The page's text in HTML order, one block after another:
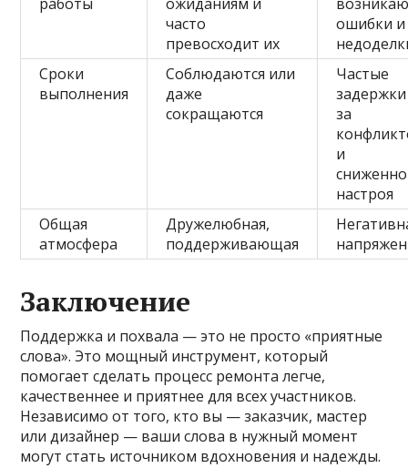
часто
превосходит их
ошибки и
Сроки
выполнения
Соблюдаются или
даже
сокращаются
Частые
за
и
настроя
Общая
атмосфера
Дружелюбная,
поддерживающая
Заключение
Поддержка и похвала — это не просто «приятные
слова». Это мощный инструмент, который
помогает сделать процесс ремонта легче,
качественнее и приятнее для всех участников.
Независимо от того, кто вы — заказчик, мастер
или дизайнер — ваши слова в нужный момент
могут стать источником вдохновения и надежды.